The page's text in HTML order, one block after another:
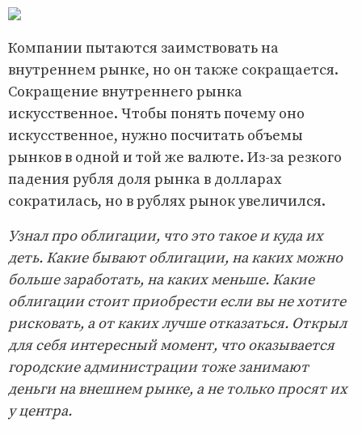
Компании пытаются заимствовать на
внутреннем рынке, но он также сокращается.
Сокращение внутреннего рынка
искусственное. Чтобы понять почему оно
искусственное, нужно посчитать объемы
рынков в одной и той же валюте. Из-за резкого
падения рубля доля рынка в долларах
сократилась, но в рублях рынок увеличился.
Узнал про облигации, что это такое и куда их
деть. Какие бывают облигации, на каких можно
больше заработать, на каких меньше. Какие
облигации стоит приобрести если вы не хотите
рисковать, а от каких лучше отказаться. Открыл
для себя интересный момент, что оказывается
городские администрации тоже занимают
деньги на внешнем рынке, а не только просят их
у центра.